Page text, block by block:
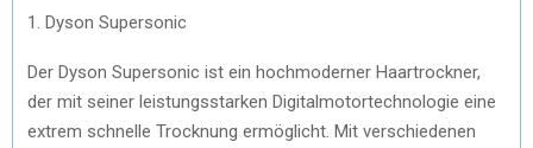
1. Dyson Supersonic
Der Dyson Supersonic ist ein hochmoderner Haartrockner,
der mit seiner leistungsstarken Digitalmotortechnologie eine
extrem schnelle Trocknung ermöglicht. Mit verschiedenen